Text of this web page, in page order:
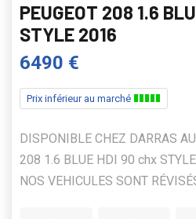
PEUGEOT 208 1.6
STYLE 2016
6490 €
Prix inférieur au marché
DISPONIBLE CHEZ DARRAS
208 1.6 BLUE HDI 90 chx
NOS VEHICULES SONT